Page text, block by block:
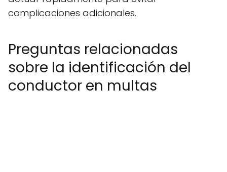
complicaciones adicionales.
Preguntas relacionadas
sobre la identificación del
conductor en multas